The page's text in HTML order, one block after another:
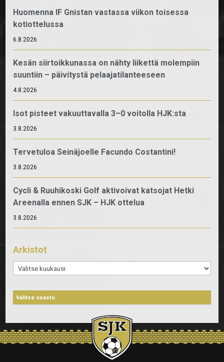
Huomenna IF Gnistan vastassa viikon toisessa
kotiottelussa
6.8.2026
Kesän siirtoikkunassa on nähty liikettä molempiin
suuntiin – päivitystä pelaajatilanteeseen
4.8.2026
Isot pisteet vakuuttavalla 3–0 voitolla HJK:sta
3.8.2026
Tervetuloa Seinäjoelle Facundo Costantini!
3.8.2026
Cycli & Ruuhikoski Golf aktivoivat katsojat Hetki
Areenalla ennen SJK – HJK ottelua
3.8.2026
Arkistot
Arkistot